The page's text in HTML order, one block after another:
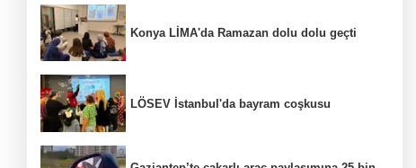
Konya LİMA'da Ramazan dolu dolu geçti
LÖSEV İstanbul'da bayram coşkusu